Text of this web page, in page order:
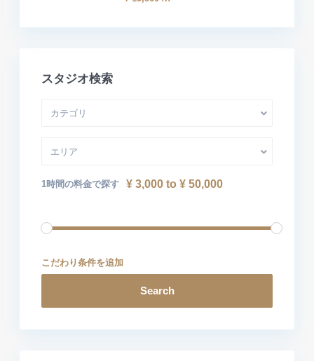
スタジオ検索
カテゴリ
エリア
1時間の料金で探す ¥ 3,000 to ¥ 50,000
こだわり条件を追加
Search